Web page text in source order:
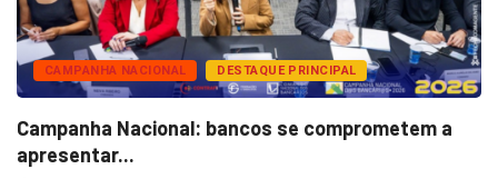
CAMPANHA NACIONAL DESTAQUE PRINCIPAL
Campanha Nacional: bancos se comprometem a
apresentar...